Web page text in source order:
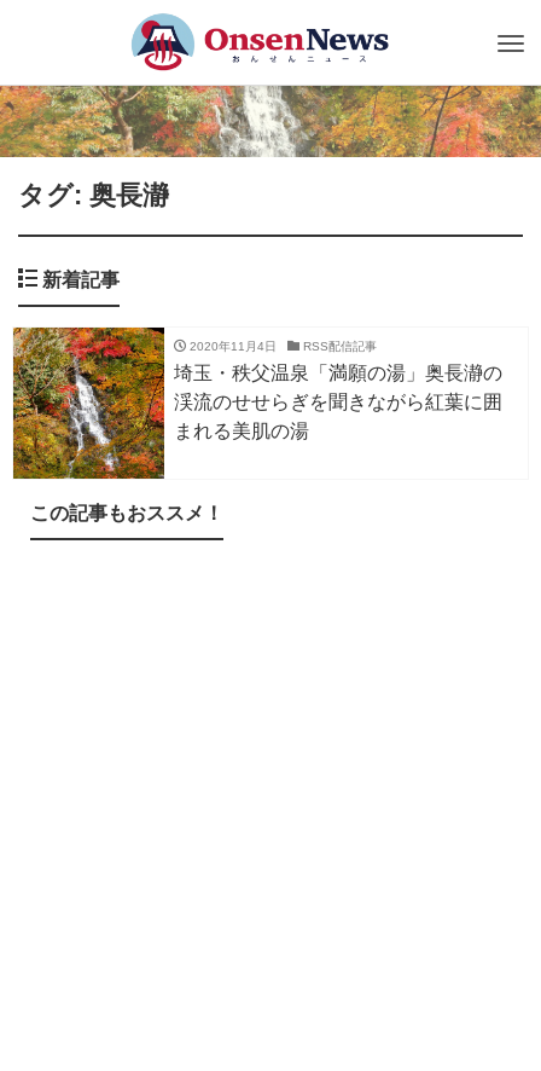
タグ: 奥長瀞
新着記事
2020年11月4日 RSS配信記事
埼玉・秩父温泉「満願の湯」奥長瀞の
渓流のせせらぎを聞きながら紅葉に囲
まれる美肌の湯
この記事もおススメ！